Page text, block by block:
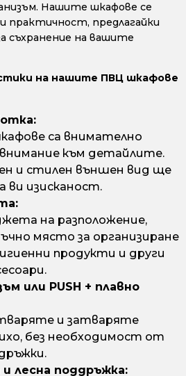
Нашите шкафове се
практичност, предлагайки
съхранение на вашите
на нашите ПВЦ шкафове
са внимателно
към детайлите.
и стилен външен вид ще
ви изисканост.
на разположение,
място за организиране
продукти и други
или PUSH + плавно
и затваряте
без необходимост от
лесна поддръжка: